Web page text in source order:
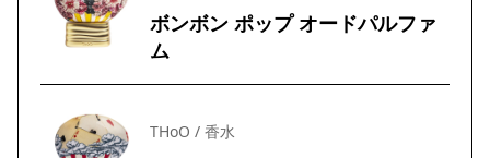
ボンボン ポップ オードパルファ
ム
THoO / 香水